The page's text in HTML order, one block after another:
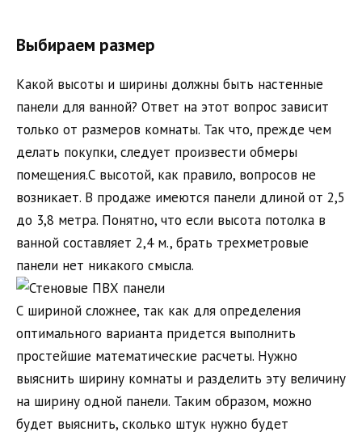
Выбираем размер
Какой высоты и ширины должны быть настенные
панели для ванной? Ответ на этот вопрос зависит
только от размеров комнаты. Так что, прежде чем
делать покупки, следует произвести обмеры
помещения.С высотой, как правило, вопросов не
возникает. В продаже имеются панели длиной от 2,5
до 3,8 метра. Понятно, что если высота потолка в
ванной составляет 2,4 м., брать трехметровые
панели нет никакого смысла.
С шириной сложнее, так как для определения
оптимального варианта придется выполнить
простейшие математические расчеты. Нужно
выяснить ширину комнаты и разделить эту величину
на ширину одной панели. Таким образом, можно
будет выяснить, сколько штук нужно будет